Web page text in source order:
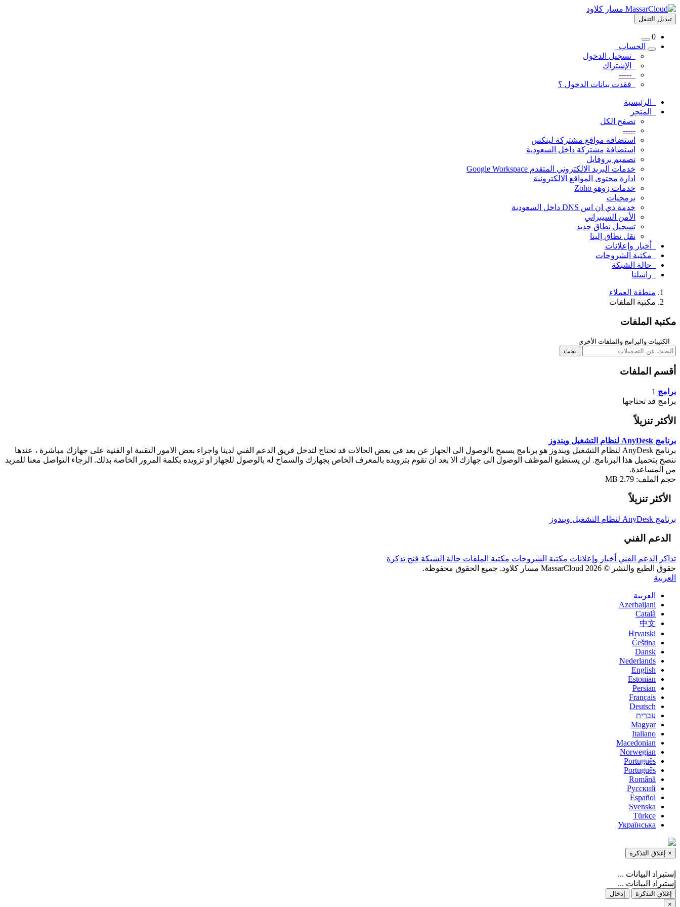
تبديل التنقل
0
الحساب
تسجيل الدخول
الإشتراك
-----
فقدت بيانات الدخول ؟
الرئيسية
المتجر
تصفح الكل
-----
استضافة مواقع مشتركة لينكس
استضافة مشتركة داخل السعودية
تصميم بروفايل
خدمات البريد الالكتروني المتقدم Google Workspace
ادارة محتوى المواقع الالكترونية
خدمات زوهو Zoho
برمجيات
خدمة دي ان اس DNS داخل السعودية
الأمن السيبراني
تسجيل نطاق جديد
نقل نطاق إلينا
أخبار وإعلانات
مكتبة الشروحات
حالة الشبكة
راسلنا
منطقة العملاء
مكتبة الملفات
مكتبة الملفات
الكتيبات والبرامج والملفات الأخرى
أقسم الملفات
برامج 1
برامج قد تحتاجها
الأكثر تنزيلاً
برنامج AnyDesk لنظام التشغيل ويندوز
برنامج AnyDesk لنظام التشغيل ويندوز هو برنامج يسمح بالوصول الى الجهاز عن بعد في بعض الحالات قد تحتاج لتدخل فريق الدعم الفني لدينا واجراء بعض الامور التقنية او الفنية على جهازك مباشرة ، عندها
ننصح بتحميل هذا البرنامج. لن يستطيع الموظف الوصول الى جهازك الا بعد ان تقوم بتزويده بالمعرف الخاص بجهازك والسماح له بالوصول للجهاز او تزويده بكلمة المرور الخاصة بذلك. الرجاء التواصل معنا للمزيد
من المساعدة.
حجم الملف: 2.79 MB
الأكثر تنزيلاً
برنامج AnyDesk لنظام التشغيل ويندوز
الدعم الفني
تذاكر الدعم الفني أخبار وإعلانات مكتبة الشروحات مكتبة الملفات حالة الشبكة فتح تذكرة
حقوق الطبع والنشر © 2026 MassarCloud مسار كلاود. جميع الحقوق محفوظة.
العربية
العربية
Azerbaijani
Català
中文
Hrvatski
Čeština
Dansk
Nederlands
English
Estonian
Persian
Français
Deutsch
עברית
Magyar
Italiano
Macedonian
Norwegian
Português
Português
Română
Русский
Español
Svenska
Türkçe
Українська
× إغلاق التذكرة
إستيراد البيانات ...
إستيراد البيانات ...
إغلاق التذكرة
إدخال
×